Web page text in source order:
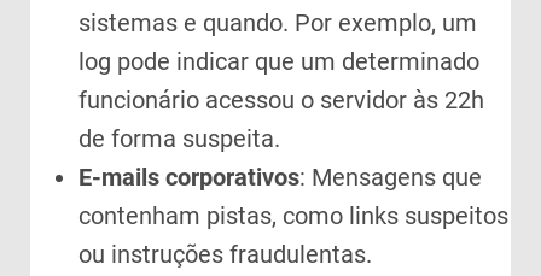
sistemas e quando. Por exemplo, um
log pode indicar que um determinado
funcionário acessou o servidor às 22h
de forma suspeita.
E-mails corporativos: Mensagens que
contenham pistas, como links suspeitos
ou instruções fraudulentas.